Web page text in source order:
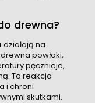
drewna?
działają na
powłoki,
pęcznieje,
Ta reakcja
i chroni
skutkami.